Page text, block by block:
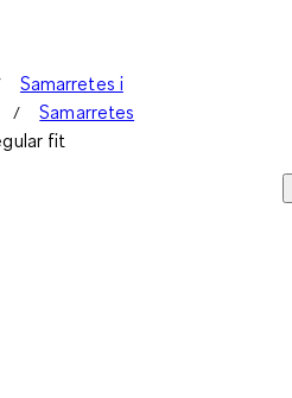
Samarretes i
Samarretes
fit